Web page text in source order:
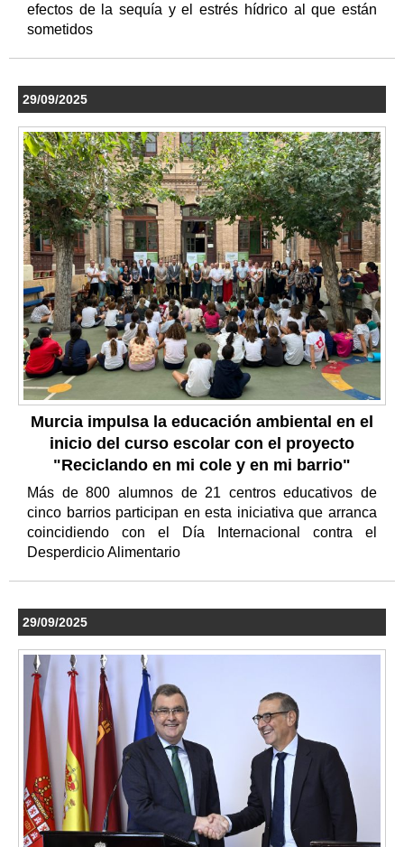
efectos de la sequía y el estrés hídrico al que están
sometidos
29/09/2025
Murcia impulsa la educación ambiental en el
inicio del curso escolar con el proyecto
"Reciclando en mi cole y en mi barrio"
Más de 800 alumnos de 21 centros educativos de
cinco barrios participan en esta iniciativa que arranca
coincidiendo con el Día Internacional contra el
Desperdicio Alimentario
29/09/2025